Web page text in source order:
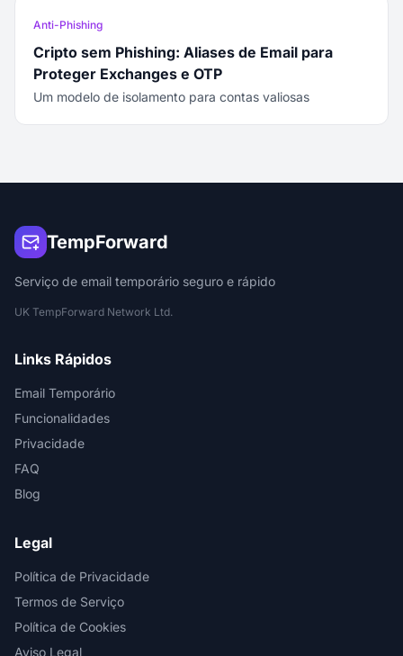
Anti-Phishing
Cripto sem Phishing: Aliases de Email para
Proteger Exchanges e OTP
Um modelo de isolamento para contas valiosas
TempForward
Serviço de email temporário seguro e rápido
UK TempForward Network Ltd.
Links Rápidos
Email Temporário
Funcionalidades
Privacidade
FAQ
Blog
Legal
Política de Privacidade
Termos de Serviço
Política de Cookies
Aviso Legal